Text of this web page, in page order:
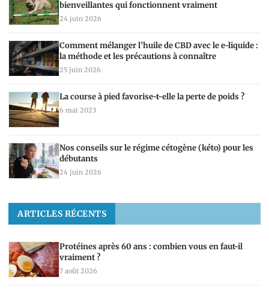
bienveillantes qui fonctionnent vraiment
24 juin 2026
Comment mélanger l’huile de CBD avec le e-liquide :
la méthode et les précautions à connaître
25 juin 2026
La course à pied favorise-t-elle la perte de poids ?
6 mai 2023
Nos conseils sur le régime cétogène (kéto) pour les
débutants
24 juin 2026
ARTICLES RÉCENTS
Protéines après 60 ans : combien vous en faut-il
vraiment ?
7 août 2026